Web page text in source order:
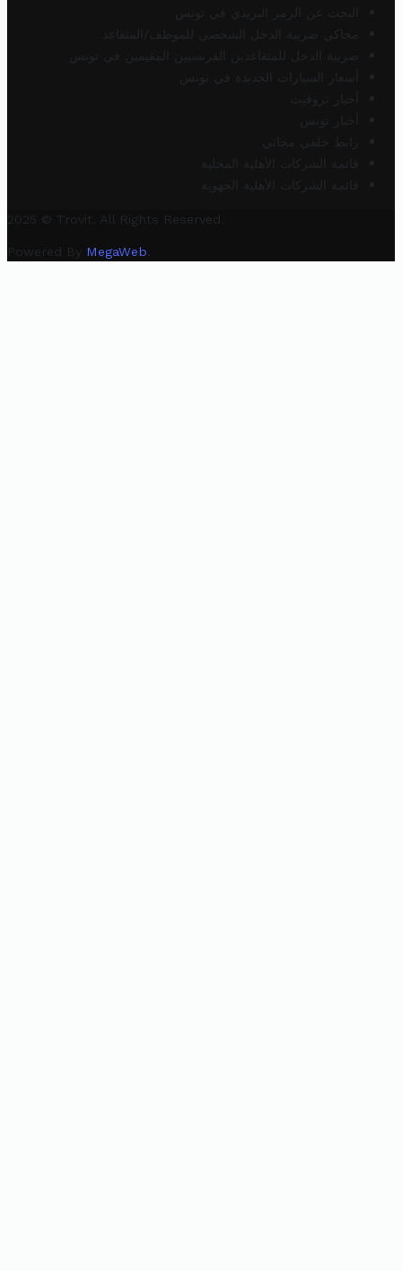
البحث عن الرمز البريدي في تونس
محاكي ضريبة الدخل الشخصي للموظف/المتقاعد
ضريبة الدخل للمتقاعدين الفرنسيين المقيمين في تونس
أسعار السيارات الجديدة في تونس
أخبار تروفيت
أخبار تونس
رابط خلفي مجاني
قائمة الشركات الأهلية المحلية
قائمة الشركات الأهلية الجهوية
2025 © Trovit. All Rights Reserved.
Powered By MegaWeb